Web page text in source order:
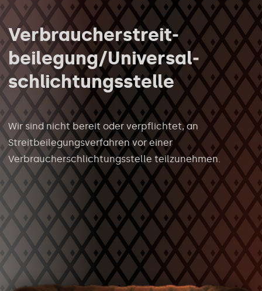
Verbraucher­streit­
beilegung/Universal­
schlichtungs­stelle
Wir sind nicht bereit oder verpflichtet, an
Streitbeilegungsverfahren vor einer
Verbraucherschlichtungsstelle teilzunehmen.